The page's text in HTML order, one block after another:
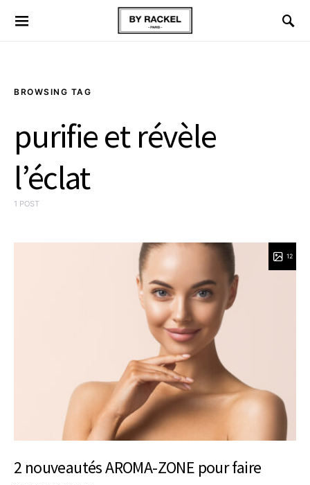
BROWSING TAG
purifie et révèle
l’éclat
1 POST
12
2 nouveautés AROMA-ZONE pour faire